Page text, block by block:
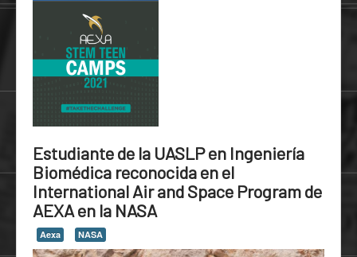
Estudiante de la UASLP en Ingeniería
Biomédica reconocida en el
International Air and Space Program de
AEXA en la NASA
Aexa NASA